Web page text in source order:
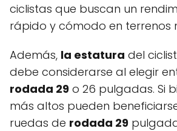
ciclistas que buscan un
rápido y cómodo en terrenos
Además, la estatura del
debe considerarse al elegir
rodada 29 o 26 pulgadas. Si
más altos pueden
ruedas de rodada 29